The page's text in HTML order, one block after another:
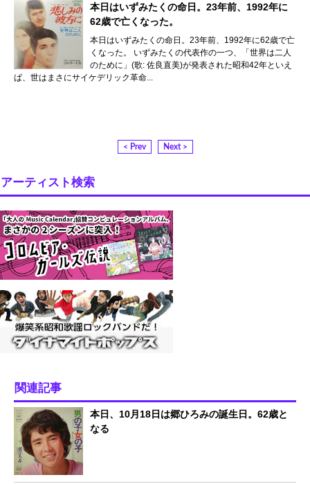
本日はいずみたくの命日。23年前、1992年に
62歳で亡くなった。
本日はいずみたくの命日。23年前、1992年に62歳で亡
くなった。 いずみたくの代表作の一つ、「世界は二人
のために」(歌: 佐良直美)が発表された昭和42年といえ
ば、世はまさにサイケデリック革命...
< Prev Next >
アーティスト検索
関連記事
本日、10月18日は郷ひろみの誕生日。62歳と
なる